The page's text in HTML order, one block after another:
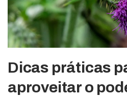
Dicas práticas
aproveitar o